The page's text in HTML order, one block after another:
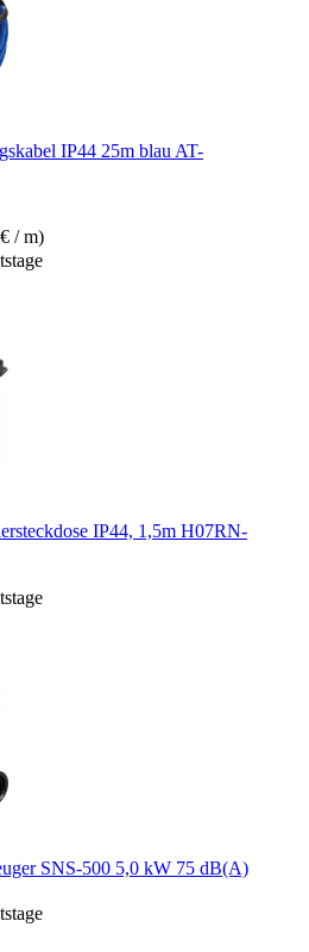
IP44 25m blau AT-
/ m)
IP44, 1,5m H07RN-
SNS-500 5,0 kW 75 dB(A)